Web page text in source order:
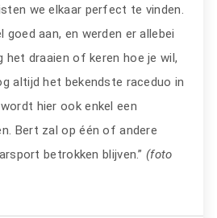
we elkaar perfect te vinden.
goed aan, en werden er allebei
het draaien of keren hoe je wil,
altijd het bekendste raceduo in
hier ook enkel een
Bert zal op één of andere
betrokken blijven.” (foto